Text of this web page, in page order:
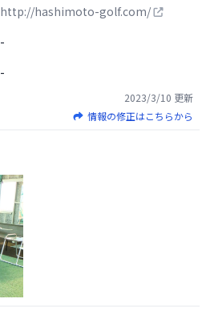
http://hashimoto-golf.com/
-
-
2023/3/10 更新
情報の修正はこちらから